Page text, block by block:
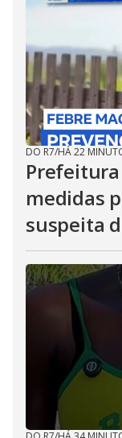
DO R7/HÁ 22
Prefeitura
medidas
suspeita